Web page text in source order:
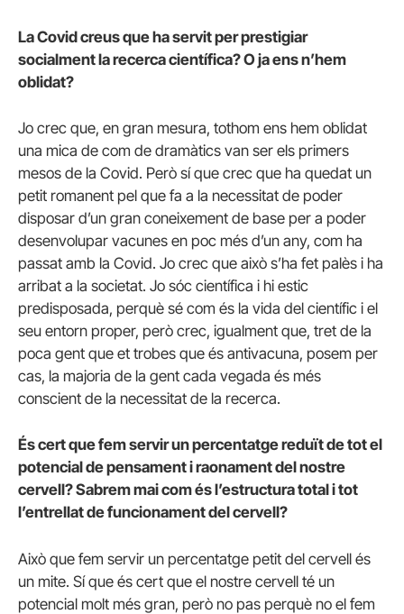
La Covid creus que ha servit per prestigiar
socialment la recerca científica? O ja ens n’hem
oblidat?
Jo crec que, en gran mesura, tothom ens hem oblidat
una mica de com de dramàtics van ser els primers
mesos de la Covid. Però sí que crec que ha quedat un
petit romanent pel que fa a la necessitat de poder
disposar d’un gran coneixement de base per a poder
desenvolupar vacunes en poc més d’un any, com ha
passat amb la Covid. Jo crec que això s’ha fet palès i ha
arribat a la societat. Jo sóc científica i hi estic
predisposada, perquè sé com és la vida del científic i el
seu entorn proper, però crec, igualment que, tret de la
poca gent que et trobes que és antivacuna, posem per
cas, la majoria de la gent cada vegada és més
conscient de la necessitat de la recerca.
És cert que fem servir un percentatge reduït de tot el
potencial de pensament i raonament del nostre
cervell? Sabrem mai com és l’estructura total i tot
l’entrellat de funcionament del cervell?
Això que fem servir un percentatge petit del cervell és
un mite. Sí que és cert que el nostre cervell té un
potencial molt més gran, però no pas perquè no el fem